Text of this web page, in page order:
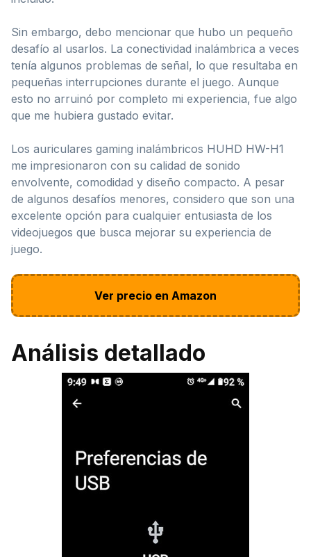
Sin embargo, debo mencionar que hubo un pequeño
desafío al usarlos. La conectividad inalámbrica a veces
tenía algunos problemas de señal, lo que resultaba en
pequeñas interrupciones durante el juego. Aunque
esto no arruinó por completo mi experiencia, fue algo
que me hubiera gustado evitar.
Los auriculares gaming inalámbricos HUHD HW-H1
me impresionaron con su calidad de sonido
envolvente, comodidad y diseño compacto. A pesar
de algunos desafíos menores, considero que son una
excelente opción para cualquier entusiasta de los
videojuegos que busca mejorar su experiencia de
juego.
Ver precio en Amazon
Análisis detallado